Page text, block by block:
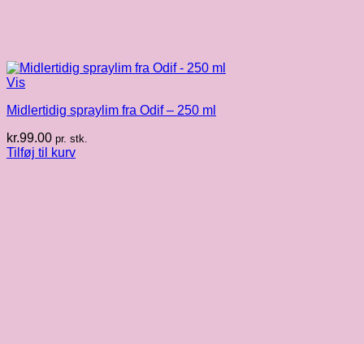
Vis
Midlertidig spraylim fra Odif – 250 ml
kr.99.00 pr. stk.
Tilføj til kurv